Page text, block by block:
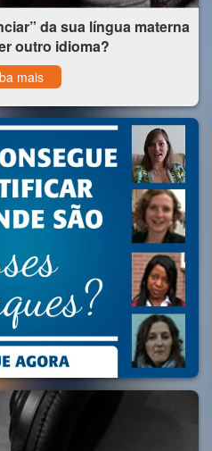
da sua língua materna
outro idioma?
mais